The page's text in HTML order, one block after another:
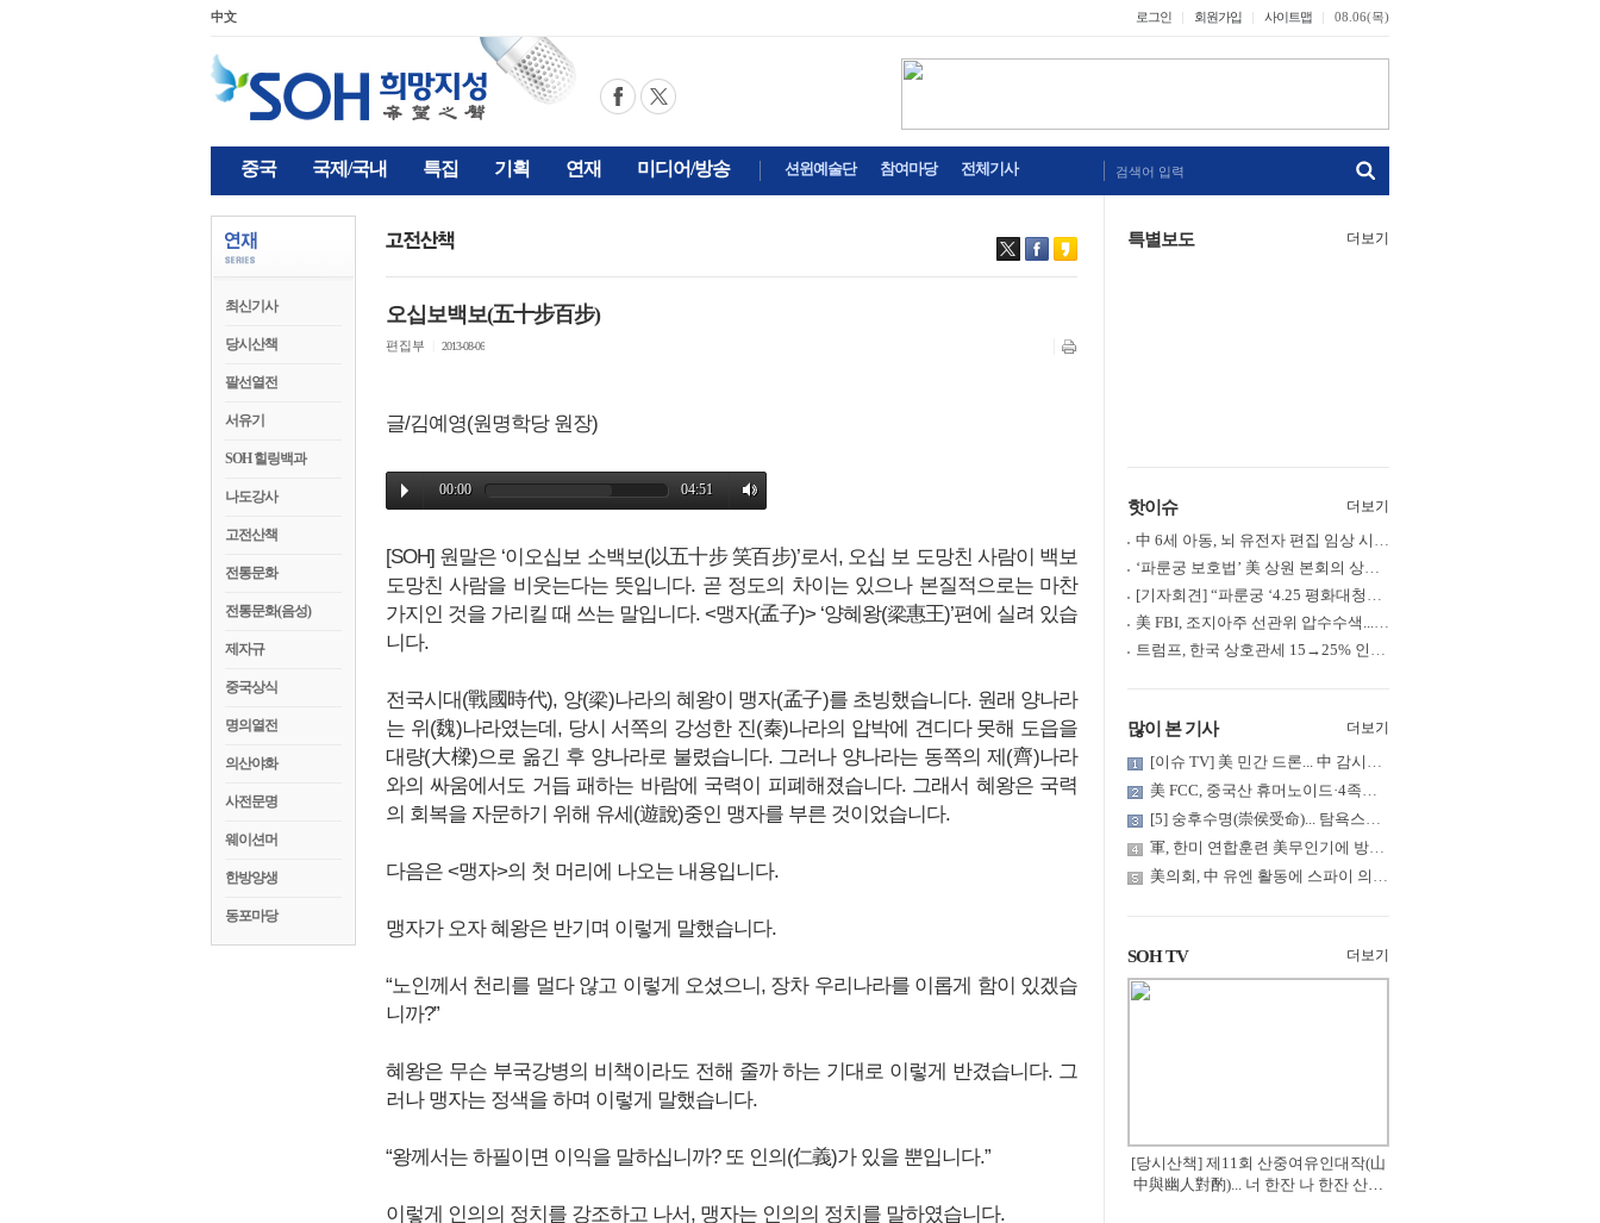
中文 로그인 회원가입 사이트맵 08.06(목)
중국 국제/국내 특집 기획 연재 미디어/방송 션윈예술단 참여마당 전체기사 검색어 입력
최신기사
당시산책
팔선열전
서유기
SOH 힐링백과
나도강사
고전산책
전통문화
전통문화(음성)
제자규
중국상식
명의열전
의산야화
사전문명
웨이션머
한방양생
동포마당
오십보백보(五十步百步)
편집부 2013-08-06
글/김예영(원명학당 원장)
[SOH] 원말은 ‘이오십보 소백보(以五十步 笑百步)’로서, 오십 보 도망친 사람이 백보
도망친 사람을 비웃는다는 뜻입니다. 곧 정도의 차이는 있으나 본질적으로는 마찬
가지인 것을 가리킬 때 쓰는 말입니다. <맹자(孟子)> ‘양혜왕(梁惠王)’편에 실려 있습
니다.
전국시대(戰國時代), 양(梁)나라의 혜왕이 맹자(孟子)를 초빙했습니다. 원래 양나라
는 위(魏)나라였는데, 당시 서쪽의 강성한 진(秦)나라의 압박에 견디다 못해 도읍을
대량(大樑)으로 옮긴 후 양나라로 불렸습니다. 그러나 양나라는 동쪽의 제(齊)나라
와의 싸움에서도 거듭 패하는 바람에 국력이 피폐해졌습니다. 그래서 혜왕은 국력
의 회복을 자문하기 위해 유세(遊說)중인 맹자를 부른 것이었습니다.
다음은 <맹자>의 첫 머리에 나오는 내용입니다.
맹자가 오자 혜왕은 반기며 이렇게 말했습니다.
“노인께서 천리를 멀다 않고 이렇게 오셨으니, 장차 우리나라를 이롭게 함이 있겠습
니까?”
혜왕은 무슨 부국강병의 비책이라도 전해 줄까 하는 기대로 이렇게 반겼습니다. 그
러나 맹자는 정색을 하며 이렇게 말했습니다.
“왕께서는 하필이면 이익을 말하십니까? 또 인의(仁義)가 있을 뿐입니다.”
이렇게 인의의 정치를 강조하고 나서, 맹자는 인의의 정치를 말하였습니다.
특별보도 더보기
핫이슈 더보기
中 6세 아동, 뇌 유전자 편집 임상 시험 중 사망... 의료진 1년간 ....
‘파룬궁 보호법’ 美 상원 본회의 상정... 최종 입법 ‘초읽기’
[기자회견] “파룬궁 ‘4.25 평화대청원’ 기념 & 중공의 션윈 공연 .....
美 FBI, 조지아주 선관위 압수수색... 트럼프 “부정선거 증거 확보....
트럼프, 한국 상호관세 15→25% 인상... “韓 국회 무력합의 미비준”....
많이 본 기사 더보기
[이슈 TV] 美 민간 드론... 中 감시망 뚫고 군함 근접 촬영
美 FCC, 중국산 휴머노이드·4족보행 로봇·전력 인버터 신규 수입 .....
[5] 숭후수명(崇侯受命)... 탐욕스러운 북백후, 정벌의 기치를 올.....
軍, 한미 연합훈련 美무인기에 방공태세 발령... 왜?
美의회, 中 유엔 활동에 스파이 의혹 제기
SOH TV 더보기
[당시산책] 제11회 산중여유인대작(山
中與幽人對酌)... 너 한잔 나 한잔 산의